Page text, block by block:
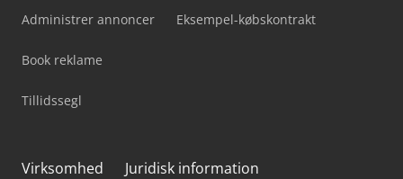
Administrer annoncer
Book reklame
Tillidssegl
Eksempel-købskontrakt
Virksomhed Juridisk information